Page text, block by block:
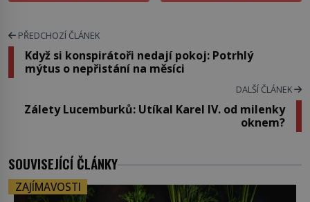
PŘEDCHOZÍ ČLÁNEK
Když si konspirátoři nedají pokoj: Potrhlý
mýtus o nepřistání na měsíci
DALŠÍ ČLÁNEK
Zálety Lucemburků: Utíkal Karel IV. od milenky
oknem?
SOUVISEJÍCÍ ČLÁNKY
ZAJÍMAVOSTI